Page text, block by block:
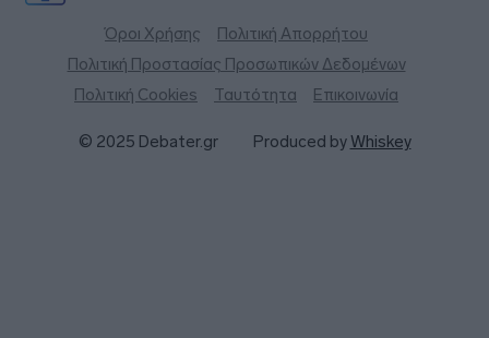
Όροι Χρήσης
Πολιτική Απορρήτου
Πολιτική Προστασίας Προσωπικών Δεδομένων
Πολιτική Cookies
Ταυτότητα Επικοινωνία
© 2025 Debater.gr Produced byWhiskey